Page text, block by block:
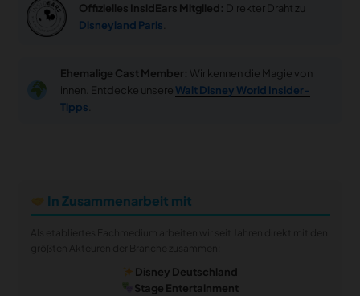
Offizielles InsidEars Mitglied: Direkter Draht zu
Disneyland Paris
Ehemalige Cast Member: Wir kennen die Magie von
innen. Entdecke unsere Walt Disney World Insider-
Tipps
In Zusammenarbeit mit
Disney Deutschland
Stage Entertainment